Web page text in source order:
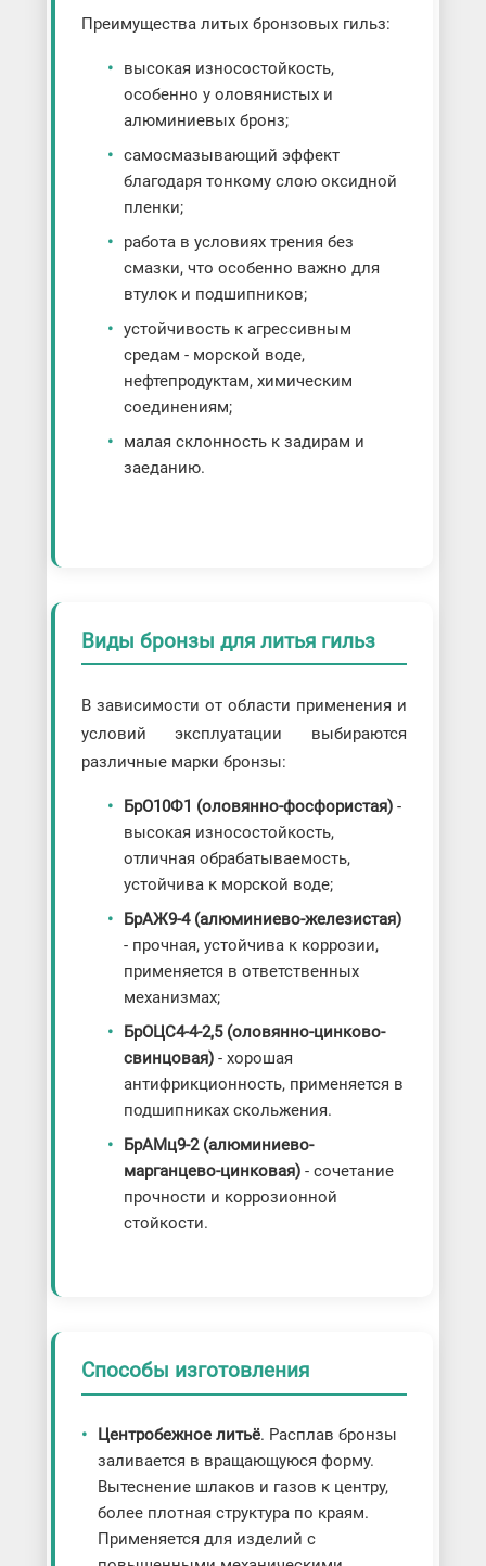
Преимущества литых бронзовых гильз:
высокая износостойкость,
особенно у оловянистых и
алюминиевых бронз;
самосмазывающий эффект
благодаря тонкому слою оксидной
пленки;
работа в условиях трения без
смазки, что особенно важно для
втулок и подшипников;
устойчивость к агрессивным
средам - морской воде,
нефтепродуктам, химическим
соединениям;
малая склонность к задирам и
заеданию.
Виды бронзы для литья гильз
В зависимости от области применения и
условий эксплуатации выбираются
различные марки бронзы:
БрО10Ф1 (оловянно-фосфористая)-
высокая износостойкость,
отличная обрабатываемость,
устойчива к морской воде;
БрАЖ9-4 (алюминиево-железистая)
- прочная, устойчива к коррозии,
применяется в ответственных
механизмах;
БрОЦС4-4-2,5 (оловянно-цинково-
свинцовая)- хорошая
антифрикционность, применяется в
подшипниках скольжения.
БрАМц9-2 (алюминиево-
марганцево-цинковая)- сочетание
прочности и коррозионной
стойкости.
Способы изготовления
Центробежное литьё. Расплав бронзы
заливается в вращающуюся форму.
Вытеснение шлаков и газов к центру,
более плотная структура по краям.
Применяется для изделий с